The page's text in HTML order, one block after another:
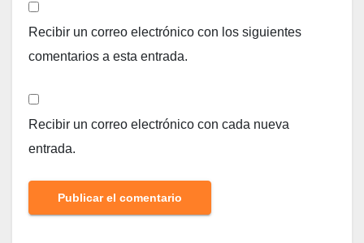
Recibir un correo electrónico con los siguientes
comentarios a esta entrada.
Recibir un correo electrónico con cada nueva
entrada.